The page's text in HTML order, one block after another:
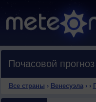
Почасовой
Все страны › Венесуэла› ›